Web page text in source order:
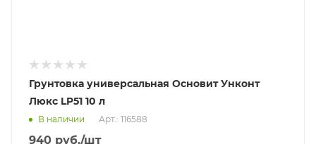
Грунтовка универсальная Основит Унконт
Люкс LP51 10 л
В наличии Арт.: 116588
940 руб./шт